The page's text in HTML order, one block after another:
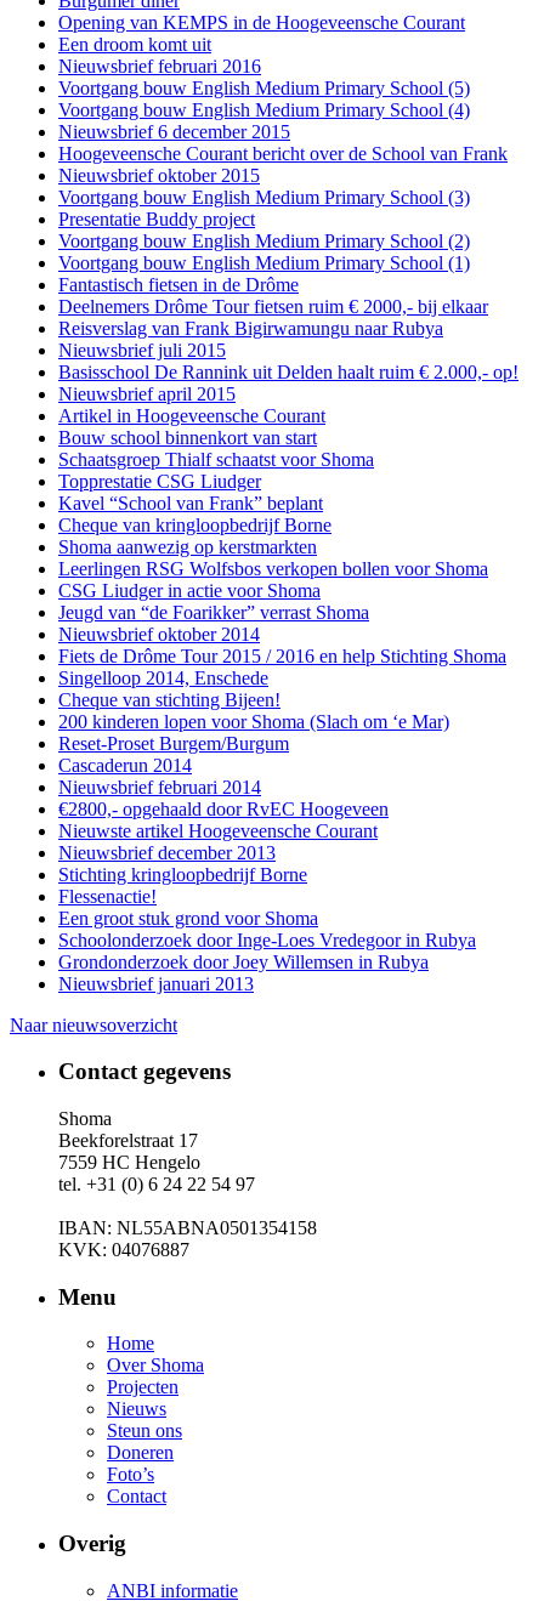
Opening van KEMPS in de Hoogeveensche Courant
Een droom komt uit
Nieuwsbrief februari 2016
Voortgang bouw English Medium Primary School (5)
Voortgang bouw English Medium Primary School (4)
Nieuwsbrief 6 december 2015
Hoogeveensche Courant bericht over de School van Frank
Nieuwsbrief oktober 2015
Voortgang bouw English Medium Primary School (3)
Presentatie Buddy project
Voortgang bouw English Medium Primary School (2)
Voortgang bouw English Medium Primary School (1)
Fantastisch fietsen in de Drôme
Deelnemers Drôme Tour fietsen ruim € 2000,- bij elkaar
Reisverslag van Frank Bigirwamungu naar Rubya
Nieuwsbrief juli 2015
Basisschool De Rannink uit Delden haalt ruim € 2.000,- op!
Nieuwsbrief april 2015
Artikel in Hoogeveensche Courant
Bouw school binnenkort van start
Schaatsgroep Thialf schaatst voor Shoma
Topprestatie CSG Liudger
Kavel “School van Frank” beplant
Cheque van kringloopbedrijf Borne
Shoma aanwezig op kerstmarkten
Leerlingen RSG Wolfsbos verkopen bollen voor Shoma
CSG Liudger in actie voor Shoma
Jeugd van “de Foarikker” verrast Shoma
Nieuwsbrief oktober 2014
Fiets de Drôme Tour 2015 / 2016 en help Stichting Shoma
Singelloop 2014, Enschede
Cheque van stichting Bijeen!
200 kinderen lopen voor Shoma (Slach om ‘e Mar)
Reset-Proset Burgem/Burgum
Cascaderun 2014
Nieuwsbrief februari 2014
€2800,- opgehaald door RvEC Hoogeveen
Nieuwste artikel Hoogeveensche Courant
Nieuwsbrief december 2013
Stichting kringloopbedrijf Borne
Flessenactie!
Een groot stuk grond voor Shoma
Schoolonderzoek door Inge-Loes Vredegoor in Rubya
Grondonderzoek door Joey Willemsen in Rubya
Nieuwsbrief januari 2013
Naar nieuwsoverzicht
Contact gegevens
Shoma
Beekforelstraat 17
7559 HC Hengelo
tel. +31 (0) 6 24 22 54 97
IBAN: NL55ABNA0501354158
KVK: 04076887
Menu
Home
Over Shoma
Projecten
Nieuws
Steun ons
Doneren
Foto’s
Contact
Overig
ANBI informatie